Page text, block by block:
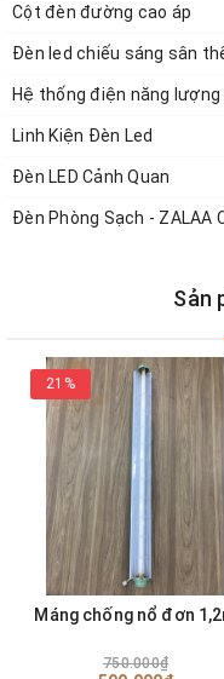
Cột đèn đường cao áp
Đèn led chiếu sáng sân
Hệ thống điện năng
Linh Kiện Đèn Led
Đèn LED Cảnh Quan
Đèn Phòng Sạch - ZALAA
Sản
21%
Máng chống nổ đơn
750.000₫